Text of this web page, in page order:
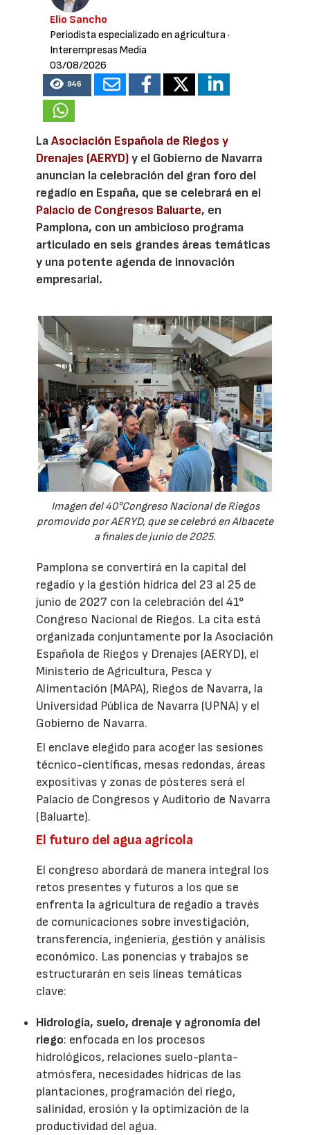
Elio Sancho
Periodista especializado en agricultura·
Interempresas Media
03/08/2026
946
LaAsociación Española de Riegos y
Drenajes (AERYD)y el Gobierno de Navarra
anuncian la celebración del gran foro del
regadío en España, que se celebrará en el
Palacio de Congresos Baluarte, en
Pamplona, con un ambicioso programa
articulado en seis grandes áreas temáticas
y una potente agenda de innovación
empresarial.
Imagen del 40°Congreso Nacional de Riegos
promovido por AERYD, que se celebró en Albacete
a finales de junio de 2025.
Pamplona se convertirá en la capital del
regadío y la gestión hídrica del 23 al 25 de
junio de 2027 con la celebración del 41°
Congreso Nacional de Riegos. La cita está
organizada conjuntamente por la Asociación
Española de Riegos y Drenajes (AERYD), el
Ministerio de Agricultura, Pesca y
Alimentación (MAPA), Riegos de Navarra, la
Universidad Pública de Navarra (UPNA) y el
Gobierno de Navarra.
El enclave elegido para acoger las sesiones
técnico-científicas, mesas redondas, áreas
expositivas y zonas de pósteres será el
Palacio de Congresos y Auditorio de Navarra
(Baluarte).
El futuro del agua agrícola
El congreso abordará de manera integral los
retos presentes y futuros a los que se
enfrenta la agricultura de regadío a través
de comunicaciones sobre investigación,
transferencia, ingeniería, gestión y análisis
económico. Las ponencias y trabajos se
estructurarán en seis líneas temáticas
clave:
Hidrología, suelo, drenaje y agronomía del
riego: enfocada en los procesos
hidrológicos, relaciones suelo-planta-
atmósfera, necesidades hídricas de las
plantaciones, programación del riego,
salinidad, erosión y la optimización de la
productividad del agua.